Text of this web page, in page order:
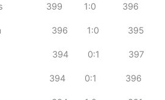
Nikolaus 399 1:0 396
Anna 396 1:0 395
394 0:1 397
394 0:1 396